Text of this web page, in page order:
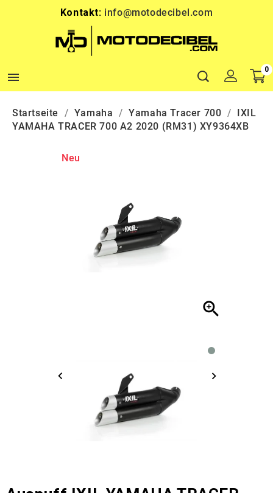
Kontakt: info@motodecibel.com

0
Startseite Yamaha Yamaha Tracer 700
IXIL
YAMAHA TRACER 700 A2 2020 (RM31) XY9364XB
Neu
